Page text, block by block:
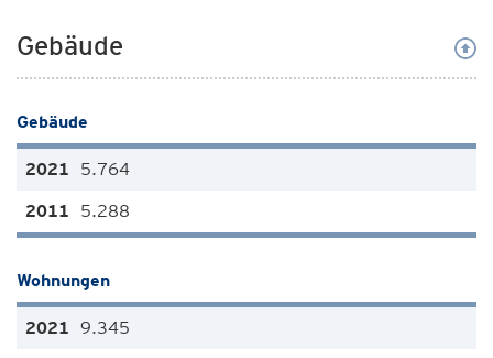
Gebäude
Gebäude
5.764
5.288
Wohnungen
9.345